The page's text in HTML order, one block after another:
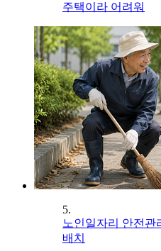
주택이라 어려워
5.
노인일자리 안전관
배치